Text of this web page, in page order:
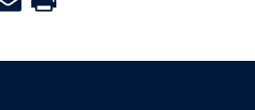
E-mailPrint